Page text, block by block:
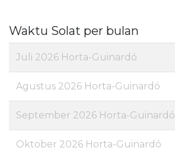
Waktu Solat per bulan
Juli 2026 Horta-Guinardó
Agustus 2026 Horta-Guinardó
September 2026 Horta-Guinardó
Oktober 2026 Horta-Guinardó